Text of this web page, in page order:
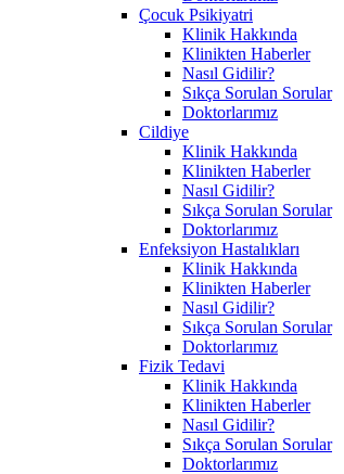
Çocuk Psikiyatri
Klinik Hakkında
Klinikten Haberler
Nasıl Gidilir?
Sıkça Sorulan Sorular
Doktorlarımız
Cildiye
Klinik Hakkında
Klinikten Haberler
Nasıl Gidilir?
Sıkça Sorulan Sorular
Doktorlarımız
Enfeksiyon Hastalıkları
Klinik Hakkında
Klinikten Haberler
Nasıl Gidilir?
Sıkça Sorulan Sorular
Doktorlarımız
Fizik Tedavi
Klinik Hakkında
Klinikten Haberler
Nasıl Gidilir?
Sıkça Sorulan Sorular
Doktorlarımız